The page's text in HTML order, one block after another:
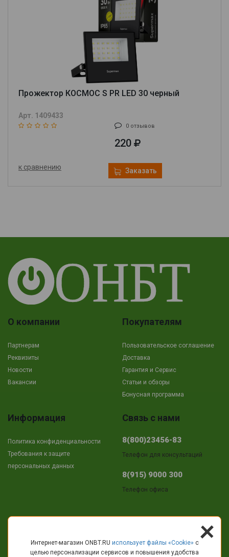
Прожектор КОСМОС S PR LED 30 черный
Арт. 1409433
0 отзывов
220
к сравнению Заказать
О компании
Партнерам
Реквизиты
Новости
Вакансии
Покупателям
Пользовательское соглашение
Доставка
Гарантия и Сервис
Cтатьи и обзоры
Бонусная программа
Информация
Политика конфиденциальности
Требования к защите
персональных данных
Связь с нами
8(800)23456-83
Телефон для консультаций
8(915) 9000 300
Телефон офиса
г.Кострома
+
Интернет-магазин ONBT.RU использует файлы «Сookie» с
целью персонализации сервисов и повышения удобства